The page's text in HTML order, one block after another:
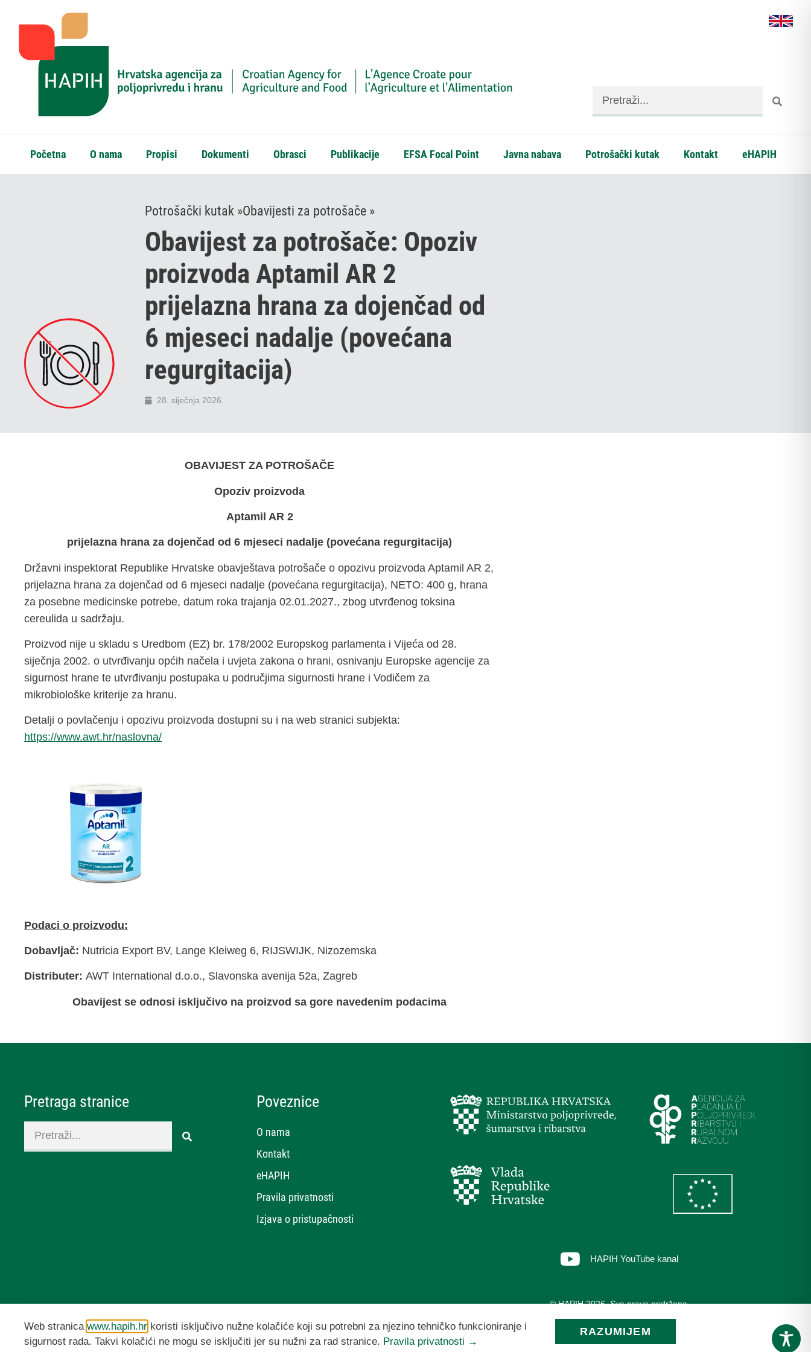
Početna O nama Propisi Dokumenti Obrasci Publikacije EFSA Focal Point Javna nabava Potrošački kutak Kontakt eHAPIH
Potrošački kutak »Obavijesti za potrošače »
Obavijest za potrošače: Opoziv
proizvoda Aptamil AR 2
prijelazna hrana za dojenčad od
6 mjeseci nadalje (povećana
regurgitacija)
28. siječnja 2026.
OBAVIJEST ZA POTROŠAČE
Opoziv proizvoda
Aptamil AR 2
prijelazna hrana za dojenčad od 6 mjeseci nadalje (povećana regurgitacija)
Državni inspektorat Republike Hrvatske obavještava potrošače o opozivu proizvoda Aptamil AR 2,
prijelazna hrana za dojenčad od 6 mjeseci nadalje (povećana regurgitacija), NETO: 400 g, hrana
za posebne medicinske potrebe, datum roka trajanja 02.01.2027., zbog utvrđenog toksina
cereulida u sadržaju.
Proizvod nije u skladu s Uredbom (EZ) br. 178/2002 Europskog parlamenta i Vijeća od 28.
siječnja 2002. o utvrđivanju općih načela i uvjeta zakona o hrani, osnivanju Europske agencije za
sigurnost hrane te utvrđivanju postupaka u područjima sigurnosti hrane i Vodičem za
mikrobiološke kriterije za hranu.
Detalji o povlačenju i opozivu proizvoda dostupni su i na web stranici subjekta:
https://www.awt.hr/naslovna/
Podaci o proizvodu:
Dobavljač: Nutricia Export BV, Lange Kleiweg 6, RIJSWIJK, Nizozemska
Distributer: AWT International d.o.o., Slavonska avenija 52a, Zagreb
Obavijest se odnosi isključivo na proizvod sa gore navedenim podacima
Pretraga stranice Poveznice
O nama
Kontakt
eHAPIH
Pravila privatnosti
Izjava o pristupačnosti
HAPIH YouTube kanal
© HAPIH 2026. Sva prava pridržana
Web stranica www.hapih.hr koristi isključivo nužne kolačiće koji su potrebni za njezino tehničko funkcioniranje i
sigurnost rada. Takvi kolačići ne mogu se isključiti jer su nužni za rad stranice. Pravila privatnosti →
RAZUMIJEM